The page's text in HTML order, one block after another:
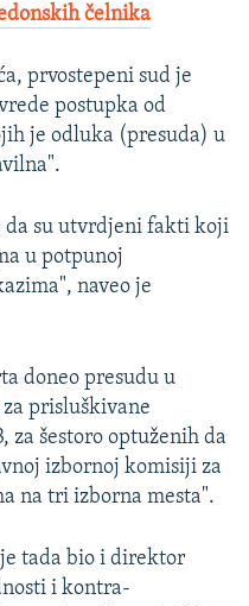
čelnika
prvostepeni sud je
postupka od
je odluka (presuda) u
da su utvrdjeni fakti koji
u potpunoj
naveo je
doneo presudu u
prisluškivane
za šestoro optuženih da
izbornoj komisiji za
na tri izborna mesta".
tada bio i direktor
i kontra-